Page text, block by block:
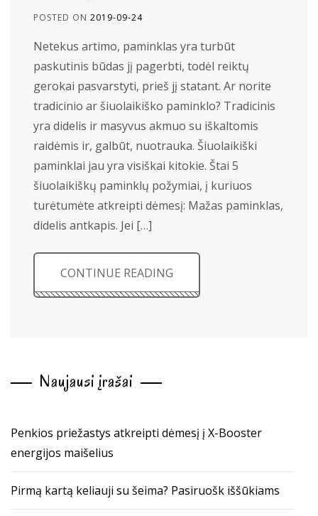
POSTED ON 2019-09-24
Netekus artimo, paminklas yra turbūt
paskutinis būdas jį pagerbti, todėl reiktų
gerokai pasvarstyti, prieš jį statant. Ar norite
tradicinio ar šiuolaikiško paminklo? Tradicinis
yra didelis ir masyvus akmuo su iškaltomis
raidėmis ir, galbūt, nuotrauka. Šiuolaikiški
paminklai jau yra visiškai kitokie. Štai 5
šiuolaikiškų paminklų požymiai, į kuriuos
turėtumėte atkreipti dėmesį: Mažas paminklas,
didelis antkapis. Jei […]
CONTINUE READING
Naujausi įrašai
Penkios priežastys atkreipti dėmesį į X-Booster
energijos maišelius
Pirmą kartą keliauji su šeima? Pasiruošk iššūkiams